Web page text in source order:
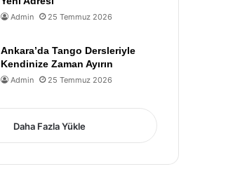
Admin 25 Temmuz 2026
Ankara’da Tango Dersleriyle
Kendinize Zaman Ayırın
Admin 25 Temmuz 2026
Daha Fazla Yükle